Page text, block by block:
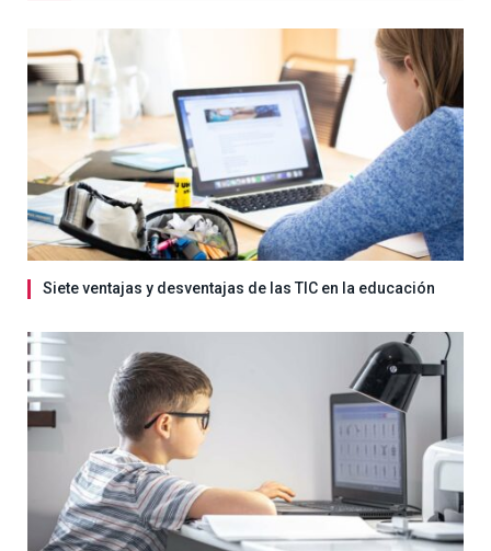
Siete ventajas y desventajas de las TIC en la educación